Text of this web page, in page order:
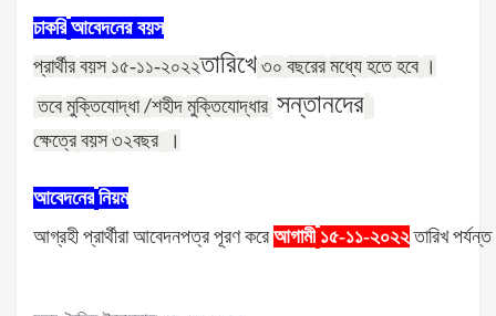
চাকরি আবেদনের বয়স
প্রার্থীর বয়স ১৫-১১-২০২২তারিখে ৩০ বছরের মধ্যে হতে হবে ।
তবে মুক্তিযোদ্ধা /শহীদ মুক্তিযোদ্ধার সন্তানদের
ক্ষেত্রে বয়স ৩২বছর ।
আবেদনের নিয়ম
আগ্রহী প্রার্থীরা আবেদনপত্র পূরণ করে আগামী ১৫-১১-২০২২ তারিখ পর্যন্ত